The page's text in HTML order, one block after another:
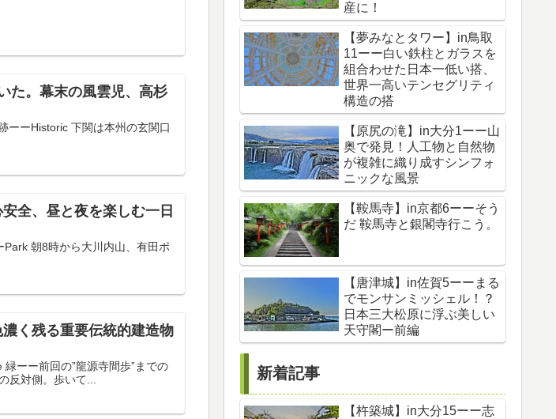
た。幕末の風雲児、高杉
ーHistoric 下関は本州の玄関口
全、昼と夜を楽しむ一日
朝8時から大川内山、有田ポ
く残る重要伝統的建造物
ーー前回の”龍源寺間歩”までの
反対側。歩いて...
産に！
【夢みなとタワー】in鳥取
11ーー白い鉄柱とガラスを
組合わせた日本一低い搭、
世界一高いテンセグリティ
構造の搭
【原尻の滝】in大分1ーー山
奥で発見！人工物と自然物
が複雑に織り成すシンフォ
ニックな風景
【鞍馬寺】in京都6ーーそう
だ 鞍馬寺と銀閣寺行こう。
【唐津城】in佐賀5ーーまる
でモンサンミッシェル！？
日本三大松原に浮ぶ美しい
天守閣ー前編
新着記事
【杵築城】in大分15ーー志